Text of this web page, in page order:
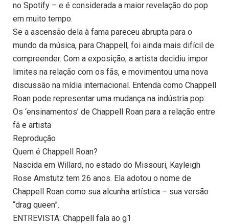
no Spotify – e é considerada a maior revelação do pop
em muito tempo.
Se a ascensão dela à fama pareceu abrupta para o
mundo da música, para Chappell, foi ainda mais difícil de
compreender. Com a exposição, a artista decidiu impor
limites na relação com os fãs, e movimentou uma nova
discussão na mídia internacional. Entenda como Chappell
Roan pode representar uma mudança na indústria pop:
Os ‘ensinamentos’ de Chappell Roan para a relação entre
fã e artista
Reprodução
Quem é Chappell Roan?
Nascida em Willard, no estado do Missouri, Kayleigh
Rose Amstutz tem 26 anos. Ela adotou o nome de
Chappell Roan como sua alcunha artística – sua versão
“drag queen”.
ENTREVISTA: Chappell fala ao g1